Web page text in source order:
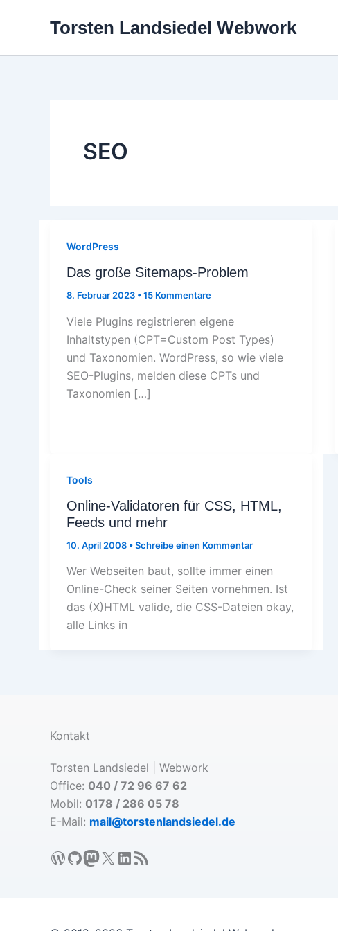
Torsten Landsiedel Webwork
SEO
WordPress
Das große Sitemaps-Problem
8. Februar 2023 •15 Kommentare
Viele Plugins registrieren eigene
Inhaltstypen (CPT=Custom Post Types)
und Taxonomien. WordPress, so wie viele
SEO-Plugins, melden diese CPTs und
Taxonomien […]
Tools
Online-Validatoren für CSS, HTML,
Feeds und mehr
10. April 2008 •Schreibe einen Kommentar
Wer Webseiten baut, sollte immer einen
Online-Check seiner Seiten vornehmen. Ist
das (X)HTML valide, die CSS-Dateien okay,
alle Links in
Kontakt
Torsten Landsiedel | Webwork
Office: 040 / 72 96 67 62
Mobil: 0178 / 286 05 78
E-Mail: mail@torstenlandsiedel.de
WordPress
GitHub
Mastodon
X LinkedIn
RSS-Feed